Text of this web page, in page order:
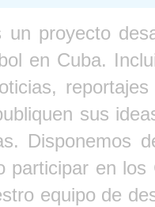
un proyecto
en Cuba.
sus
Disponemos
participar en
equipo de